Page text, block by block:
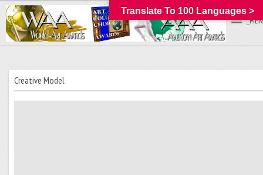
Creative Model
Translate To 100 Languages >